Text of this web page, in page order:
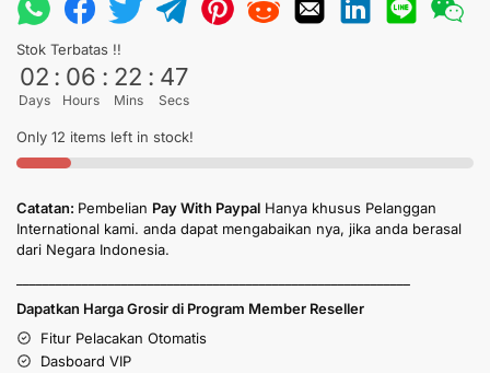
Stok Terbatas !!
02
Days
: 06
Hours
: 22
Mins
: 47
Secs
Only 12 items left in stock!
Catatan: Pembelian Pay With Paypal Hanya khusus Pelanggan
International kami. anda dapat mengabaikan nya, jika anda berasal
dari Negara Indonesia.
Dapatkan Harga Grosir di Program Member Reseller
Fitur Pelacakan Otomatis
Dasboard VIP